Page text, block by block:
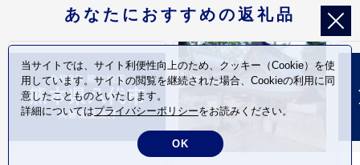
あなたにおすすめの返礼品
当サイトでは、サイト利便性向上のため、クッキー（Cookie）を使
用しています。サイトの閲覧を継続された場合、Cookieの利用に同
意したことものといたします。
詳細についてはプライバシーポリシーをお読みください。
OK